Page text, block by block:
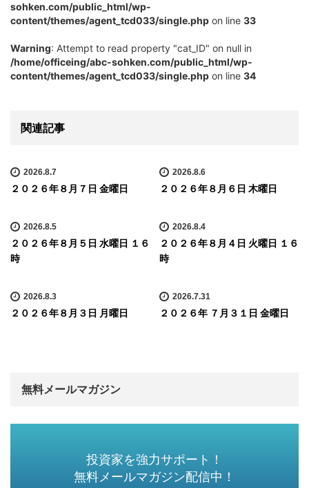
sohken.com/public_html/wp-
content/themes/agent_tcd033/single.php on line 33
Warning: Attempt to read property "cat_ID" on null in
/home/officeing/abc-sohken.com/public_html/wp-
content/themes/agent_tcd033/single.php on line 34
関連記事
2026.8.7
２０２６年８月７日 金曜日
2026.8.6
２０２６年８月６日 木曜日
2026.8.5
２０２６年８月５日 水曜日 １６
時
2026.8.4
２０２６年８月４日 火曜日 １６
時
2026.8.3
２０２６年８月３日 月曜日
2026.7.31
２０２６年 ７月３１日 金曜日
無料メールマガジン
投資家を強力サポート！
無料メールマガジン配信中！